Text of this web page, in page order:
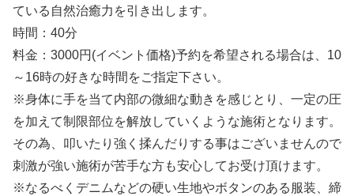
ている自然治癒力を引き出します。
時間：40分
料金：3000円(イベント価格)予約を希望される場合は、10
～16時の好きな時間をご指定下さい。
※身体に手を当て内部の微細な動きを感じとり、一定の圧
を加えて制限部位を解放していくような施術となります。
その為、叩いたり強く揉んだりする事はございませんので
刺激が強い施術が苦手な方も安心してお受け頂けます。
※なるべくデニムなどの硬い生地やボタンのある服装、締